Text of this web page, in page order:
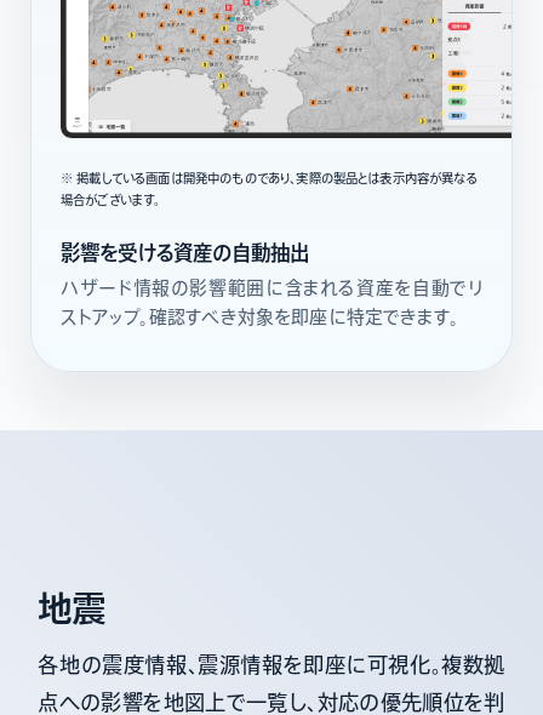
※ 掲載している画面は開発中のものであり、実際の製品とは表示内容が異なる
場合がございます。
影響を受ける資産の自動抽出
ハザード情報の影響範囲に含まれる資産を自動でリ
ストアップ。確認すべき対象を即座に特定できます。
地震
各地の震度情報、震源情報を即座に可視化。複数拠
点への影響を地図上で一覧し、対応の優先順位を判